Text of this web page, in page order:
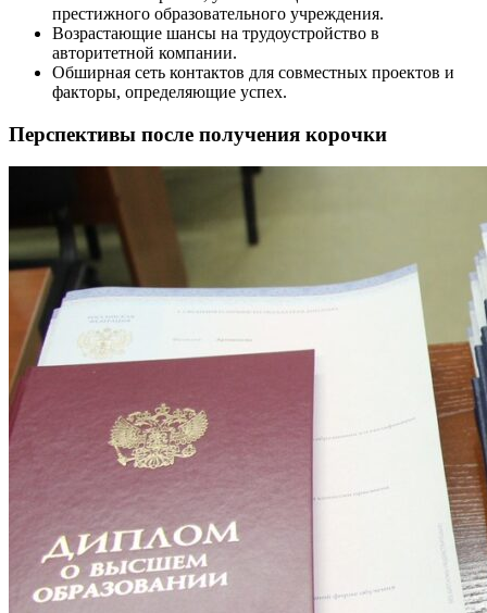
престижного образовательного учреждения.
Возрастающие шансы на трудоустройство в
авторитетной компании.
Обширная сеть контактов для совместных проектов и
факторы, определяющие успех.
Перспективы после получения корочки